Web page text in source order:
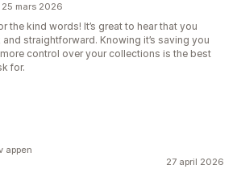
mars 2026
the kind words! It’s great to hear that you
straightforward. Knowing it’s saving you
control over your collections is the best
for.
27 april 2026
appen